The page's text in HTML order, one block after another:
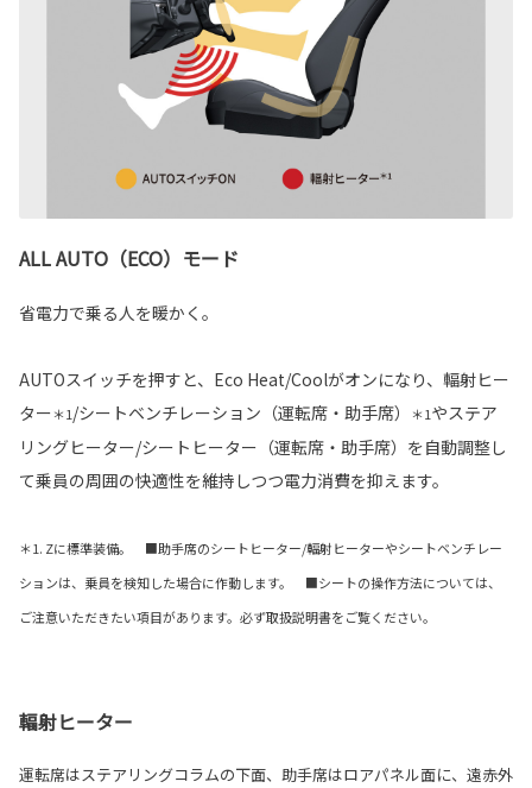
ALL AUTO（ECO）モード
省電力で乗る人を暖かく。
AUTOスイッチを押すと、Eco Heat/Coolがオンになり、輻射ヒー
ター＊1/シートベンチレーション（運転席・助手席） ＊1やステア
リングヒーター/シートヒーター（運転席・助手席）を自動調整し
て乗員の周囲の快適性を維持しつつ電力消費を抑えます。
＊1. Zに標準装備。 ■助手席のシートヒーター/輻射ヒーターやシートベンチレー
ションは、乗員を検知した場合に作動します。 ■シートの操作方法については、
ご注意いただきたい項目があります。必ず取扱説明書をご覧ください。
輻射ヒーター
運転席はステアリングコラムの下面、助手席はロアパネル面に、遠赤外